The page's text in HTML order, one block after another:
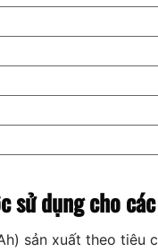
sử dụng cho
sản xuất theo tiêu